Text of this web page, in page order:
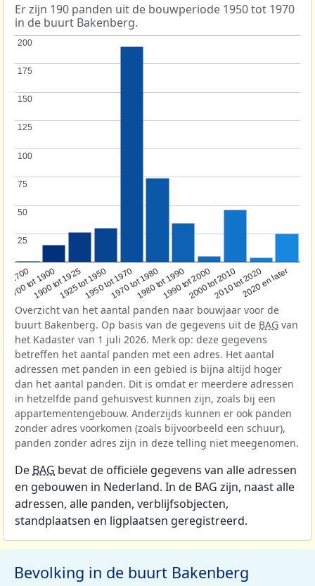
Er zijn 190 panden uit de bouwperiode 1950 tot 1970
in de buurt Bakenberg.
1700
1700 tot 1900
1900 tot 19251925 tot 19501950 tot 19701970 tot 19801980 tot 19901990 tot 20002000 tot 20102010 tot 20202020 en later
25
25
50
50
75
75
100
100
125
125
150
150
175
175
200
200
Overzicht van het aantal panden naar bouwjaar voor de
buurt Bakenberg. Op basis van de gegevens uit de BAG van
het Kadaster van 1 juli 2026. Merk op: deze gegevens
betreffen het aantal panden met een adres. Het aantal
adressen met panden in een gebied is bijna altijd hoger
dan het aantal panden. Dit is omdat er meerdere adressen
in hetzelfde pand gehuisvest kunnen zijn, zoals bij een
appartementengebouw. Anderzijds kunnen er ook panden
zonder adres voorkomen (zoals bijvoorbeeld een schuur),
panden zonder adres zijn in deze telling niet meegenomen.
De BAG bevat de officiële gegevens van alle adressen
en gebouwen in Nederland. In de BAG zijn, naast alle
adressen, alle panden, verblijfsobjecten,
standplaatsen en ligplaatsen geregistreerd.
Bevolking in de buurt Bakenberg